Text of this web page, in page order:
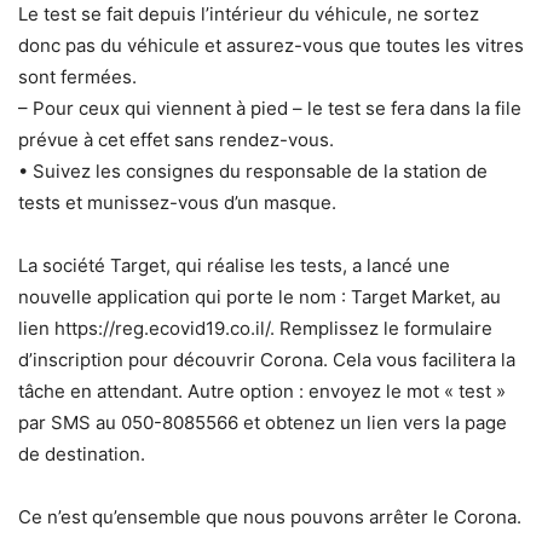
Le test se fait depuis l’intérieur du véhicule, ne sortez
donc pas du véhicule et assurez-vous que toutes les vitres
sont fermées.
– Pour ceux qui viennent à pied – le test se fera dans la file
prévue à cet effet sans rendez-vous.
• Suivez les consignes du responsable de la station de
tests et munissez-vous d’un masque.
La société Target, qui réalise les tests, a lancé une
nouvelle application qui porte le nom : Target Market, au
lien https://reg.ecovid19.co.il/. Remplissez le formulaire
d’inscription pour découvrir Corona. Cela vous facilitera la
tâche en attendant. Autre option : envoyez le mot « test »
par SMS au 050-8085566 et obtenez un lien vers la page
de destination.
Ce n’est qu’ensemble que nous pouvons arrêter le Corona.